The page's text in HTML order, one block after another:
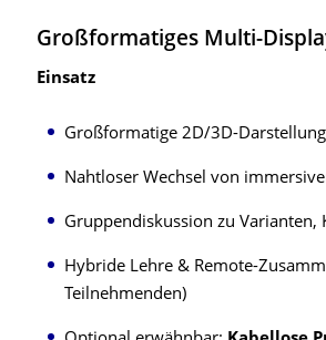
Großformatiges Multi-
Einsatz
Großformatige 2D/3D-
Nahtloser Wechsel von
Gruppendiskussion zu Varianten,
Hybride Lehre & Remote-
Teilnehmenden)